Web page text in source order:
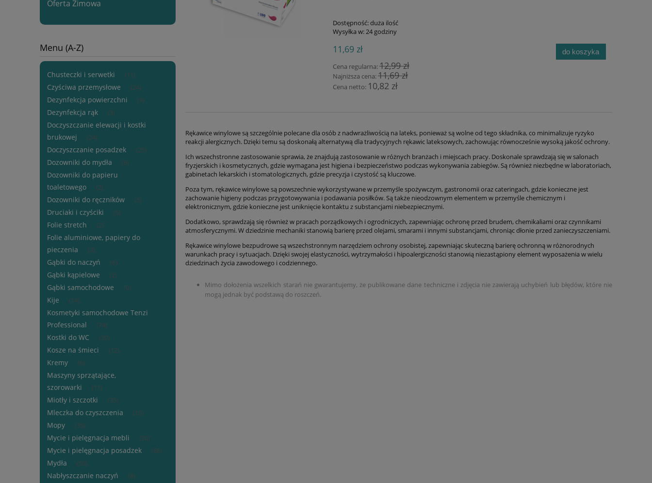
Oferta Zimowa
Menu (A-Z)
Chusteczki i serwetki (11)
Czyściwa przemysłowe (24)
Dezynfekcja powierzchni (9)
Dezynfekcja rąk (3)
Doczyszczanie elewacji i kostki
brukowej
(24)
Doczyszczanie posadzek (25)
Dozowniki do mydła (6)
Dozowniki do papieru
toaletowego
(2)
Dozowniki do ręczników (5)
Druciaki i czyściki (5)
Folie stretch (2)
Folie aluminiowe, papiery do
pieczenia
(3)
Gąbki do naczyń (6)
Gąbki kąpielowe (2)
Gąbki samochodowe (0)
Kije (14)
Kosmetyki samochodowe Tenzi
Professional
(74)
Kostki do WC (30)
Kosze na śmieci (12)
Kremy (6)
Maszyny sprzątające,
szorowarki
(11)
Miotły i szczotki (35)
Mleczka do czyszczenia (10)
Mopy (35)
Mycie i pielęgnacja mebli (30)
Mycie i pielęgnacja posadzek (86)
Mydła (50)
Nabłyszczanie naczyń (8)
Dostępność:duża ilość
Wysyłka w:24 godziny
11,69 zł
Cena regularna:12,99 zł
Najniższa cena:11,69 zł
Cena netto: 10,82 zł
do koszyka
Rękawice winylowe są szczególnie polecane dla osób z nadwrażliwością na lateks, ponieważ są wolne od tego składnika, co minimalizuje ryzyko
reakcji alergicznych. Dzięki temu są doskonałą alternatywą dla tradycyjnych rękawic lateksowych, zachowując równocześnie wysoką jakość ochrony.
Ich wszechstronne zastosowanie sprawia, że znajdują zastosowanie w różnych branżach i miejscach pracy. Doskonale sprawdzają się w salonach
fryzjerskich i kosmetycznych, gdzie wymagana jest higiena i bezpieczeństwo podczas wykonywania zabiegów. Są również niezbędne w laboratoriach,
gabinetach lekarskich i stomatologicznych, gdzie precyzja i czystość są kluczowe.
Poza tym, rękawice winylowe są powszechnie wykorzystywane w przemyśle spożywczym, gastronomii oraz cateringach, gdzie konieczne jest
zachowanie higieny podczas przygotowywania i podawania posiłków. Są także nieodzownym elementem w przemyśle chemicznym i
elektronicznym, gdzie konieczne jest uniknięcie kontaktu z substancjami niebezpiecznymi.
Dodatkowo, sprawdzają się również w pracach porządkowych i ogrodniczych, zapewniając ochronę przed brudem, chemikaliami oraz czynnikami
atmosferycznymi. W dziedzinie mechaniki stanowią barierę przed olejami, smarami i innymi substancjami, chroniąc dłonie przed zanieczyszczeniami.
Rękawice winylowe bezpudrowe są wszechstronnym narzędziem ochrony osobistej, zapewniając skuteczną barierę ochronną w różnorodnych
warunkach pracy i sytuacjach. Dzięki swojej elastyczności, wytrzymałości i hipoalergiczności stanowią niezastąpiony element wyposażenia w wielu
dziedzinach życia zawodowego i codziennego.
Mimo dołożenia wszelkich starań nie gwarantujemy, że publikowane dane techniczne i zdjęcia nie zawierają uchybień lub błędów, które nie
mogą jednak być podstawą do roszczeń.